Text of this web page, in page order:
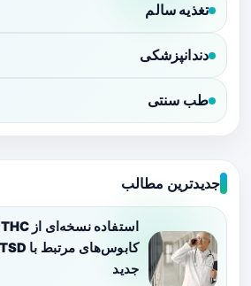
تغذیه سالم
دندانپزشکی
طب سنتی
جدیدترین مطالب
جدید